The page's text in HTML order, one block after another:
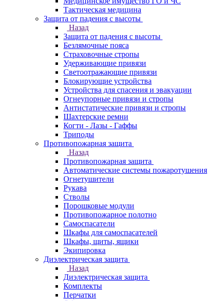
Тактическая медицина
Защита от падения с высоты
Назад
Защита от падения с высоты
Безлямочные пояса
Страховочные стропы
Удерживающие привязи
Светоотражающие привязи
Блокирующие устройства
Устройства для спасения и эвакуации
Огнеупорные привязи и стропы
Антистатические привязи и стропы
Шахтерские ремни
Когти - Лазы - Гаффы
Триподы
Противопожарная защита
Назад
Противопожарная защита
Автоматические системы пожаротушения
Огнетушители
Рукава
Стволы
Порошковые модули
Противопожарное полотно
Самоспасатели
Шкафы для самоспасателей
Шкафы, щиты, ящики
Экипировка
Диэлектрическая защита
Назад
Диэлектрическая защита
Комплекты
Перчатки